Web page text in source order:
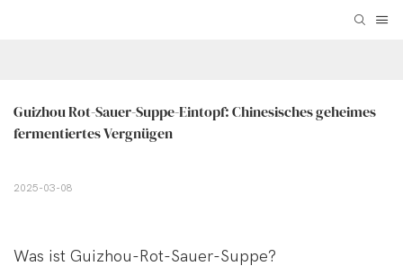
Guizhou Rot-Sauer-Suppe-Eintopf: Chinesisches geheimes
fermentiertes Vergnügen
2025-03-08
Was ist Guizhou-Rot-Sauer-Suppe?